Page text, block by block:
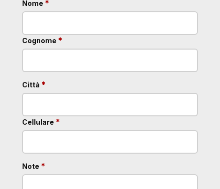
Nome *
Cognome *obbligatorio
Città *obbligatorio
Cellulare *obbligatorio
Note *obbligatorio